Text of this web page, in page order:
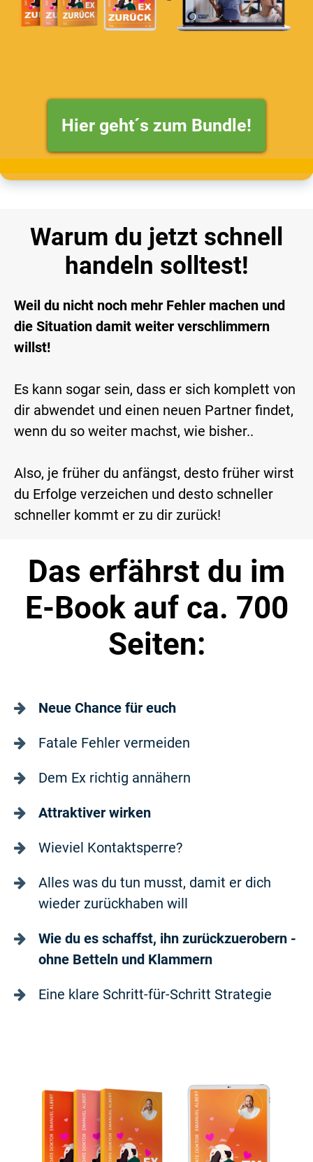
Hier geht´s zum Bundle!
Warum du jetzt schnell
handeln solltest!
Weil du nicht noch mehr Fehler machen und
die Situation damit weiter verschlimmern
willst!
Es kann sogar sein, dass er sich komplett von
dir abwendet und einen neuen Partner findet,
wenn du so weiter machst, wie bisher..
Also, je früher du anfängst, desto früher wirst
du Erfolge verzeichen und desto schneller
schneller kommt er zu dir zurück!
Das erfährst du im
E-Book auf ca. 700
Seiten:
Neue Chance für euch
Fatale Fehler vermeiden
Dem Ex richtig annähern
Attraktiver wirken
Wieviel Kontaktsperre?
Alles was du tun musst, damit er dich
wieder zurückhaben will
Wie du es schaffst, ihn zurückzuerobern -
ohne Betteln und Klammern
Eine klare Schritt-für-Schritt Strategie